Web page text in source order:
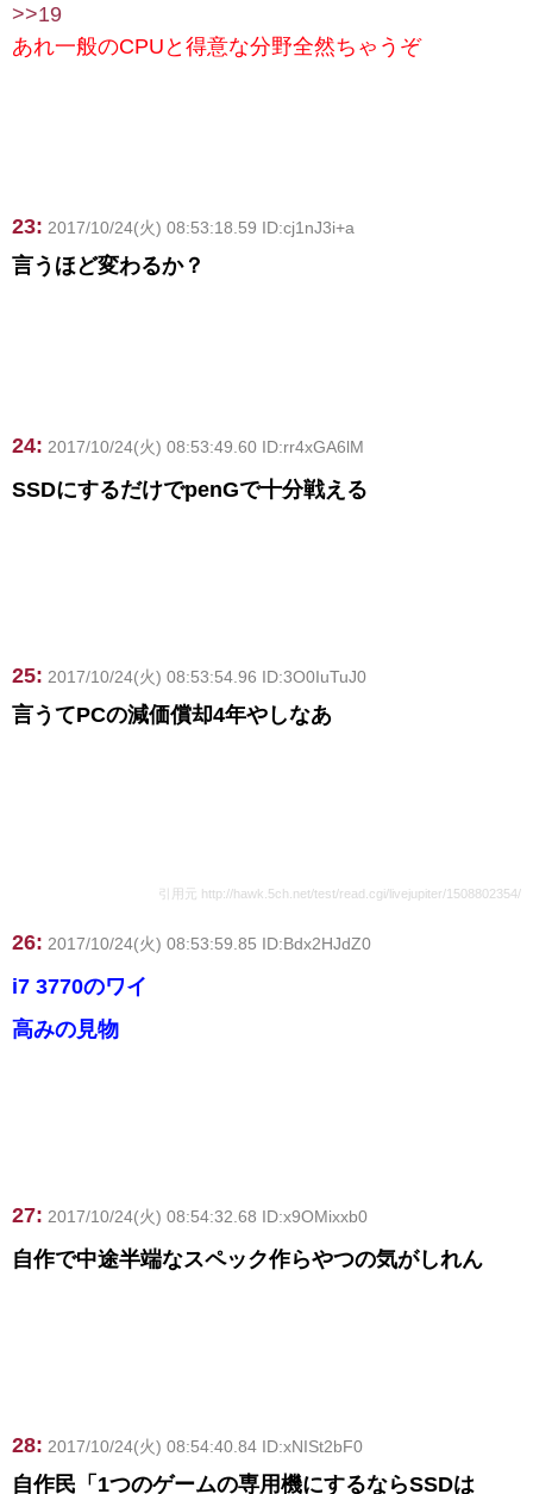
>>19
あれ一般のCPUと得意な分野全然ちゃうぞ
23: 2017/10/24(火) 08:53:18.59 ID:cj1nJ3i+a
言うほど変わるか？
24: 2017/10/24(火) 08:53:49.60 ID:rr4xGA6lM
SSDにするだけでpenGで十分戦える
25: 2017/10/24(火) 08:53:54.96 ID:3O0IuTuJ0
言うてPCの減価償却4年やしなあ
引用元 http://hawk.5ch.net/test/read.cgi/livejupiter/1508802354/
26: 2017/10/24(火) 08:53:59.85 ID:Bdx2HJdZ0
i7 3770のワイ
高みの見物
27: 2017/10/24(火) 08:54:32.68 ID:x9OMixxb0
自作で中途半端なスペック作らやつの気がしれん
28: 2017/10/24(火) 08:54:40.84 ID:xNISt2bF0
自作民「1つのゲームの専用機にするならSSDは